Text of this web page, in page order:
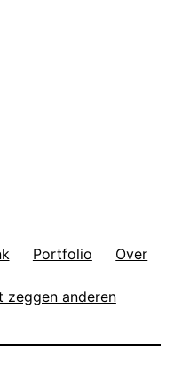
Portfolio Over
zeggen anderen